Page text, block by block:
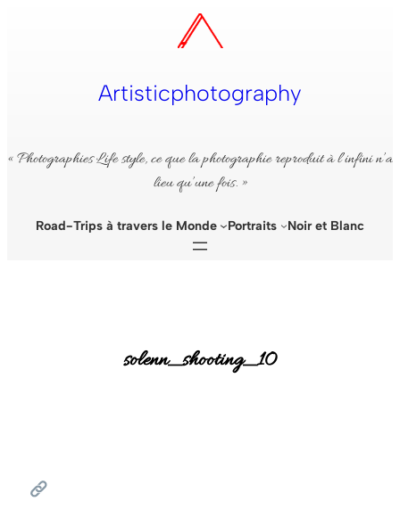
Artisticphotography
« Photographies Life style, ce que la photographie reproduit à l’infini n’a
lieu qu’une fois. »
Road-Trips à travers le Monde Portraits Noir et Blanc
solenn_shooting_10